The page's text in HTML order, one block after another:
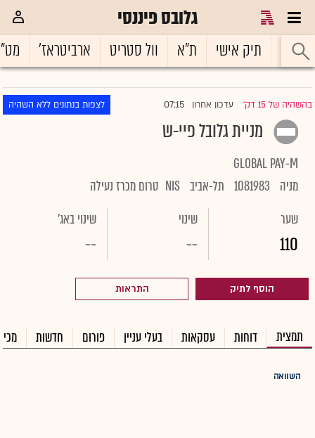
גלובס פיננסי
ראשי תיק אישי ת"א וול סטריט ארביטראז'
בהשהיה של 15 דק' |עדכון אחרון 07:15 לצפות בנתונים ללא השהיה
מניית גלובל פיי-ש
GLOBAL PAY-M
מניה
1081983 תל-אביב NIS טרום מכרז נעילה
שער
110
שינוי
--
שינוי באג'
--
הוסף לתיק התראות
תמצית דוחות עסקאות בעלי עניין פורום חדשות
השוואה